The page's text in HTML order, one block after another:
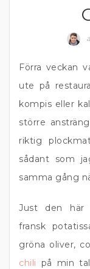
Förra veckan
ute på
kompis eller
större
riktig
sådant som
samma gång
Just den här
fransk
gröna oliver,
chili på min